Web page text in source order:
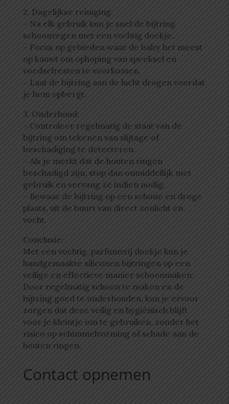
2. Dagelijkse reiniging:
– Na elk gebruik kun je snel de bijtring
schoonvegen met een vochtig doekje.
– Focus op gebieden waar de baby het meest
op kauwt om ophoping van speeksel en
voedselresten te voorkomen.
– Laat de bijtring aan de lucht drogen voordat
je hem opbergt.
3. Onderhoud:
– Controleer regelmatig de staat van de
bijtring om tekenen van slijtage of
beschadiging te detecteren.
– Als je merkt dat de houten ringen
beschadigd zijn, stop dan onmiddellijk met
gebruik en vervang ze indien nodig.
– Bewaar de bijtring op een schone en droge
plaats, uit de buurt van direct zonlicht en
vocht.
Conclusie:
Met een vochtig, parfumvrij doekje kun je
handgemaakte siliconen bijtringen op een
veilige en effectieve manier schoonmaken.
Door regelmatig schoon te maken en de
bijtring goed te onderhouden, kun je ervoor
zorgen dat deze veilig en hygiënisch blijft
voor je kleintje om te gebruiken, zonder het
risico op schimmelvorming of schade aan de
houten ringen.
Contact opnemen